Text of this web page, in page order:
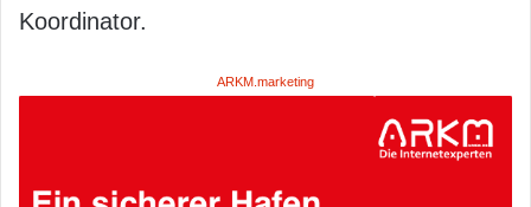
Koordinator.
ARKM.marketing